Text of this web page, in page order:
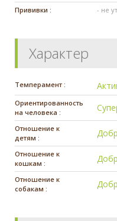
Прививки : - не
Характер
Темперамент :
Ориентированность
на человека :
Отношение к
детям :
Отношение к
кошкам :
Отношение к
собакам :